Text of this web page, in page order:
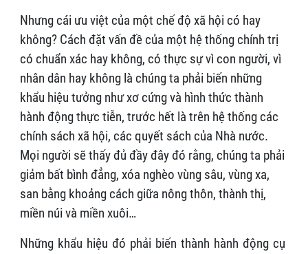
Nhưng cái ưu việt của một chế độ xã hội có hay
không? Cách đặt vấn đề của một hệ thống chính trị
có chuẩn xác hay không, có thực sự vì con người, vì
nhân dân hay không là chúng ta phải biến những
khẩu hiệu tưởng như xơ cứng và hình thức thành
hành động thực tiễn, trước hết là trên hệ thống các
chính sách xã hội, các quyết sách của Nhà nước.
Mọi người sẽ thấy đủ đầy đây đó rằng, chúng ta phải
giảm bất bình đẳng, xóa nghèo vùng sâu, vùng xa,
san bằng khoảng cách giữa nông thôn, thành thị,
miền núi và miền xuôi…
Những khẩu hiệu đó phải biến thành hành động cụ